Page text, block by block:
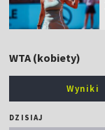
WTA (kobiety)
Wyniki
DZISIAJ